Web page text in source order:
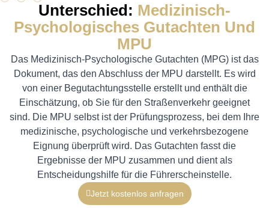
Unterschied: Medizinisch-
Psychologisches Gutachten Und
MPU
Das Medizinisch-Psychologische Gutachten (MPG) ist das
Dokument, das den Abschluss der MPU darstellt. Es wird
von einer Begutachtungsstelle erstellt und enthält die
Einschätzung, ob Sie für den Straßenverkehr geeignet
sind. Die MPU selbst ist der Prüfungsprozess, bei dem Ihre
medizinische, psychologische und verkehrsbezogene
Eignung überprüft wird. Das Gutachten fasst die
Ergebnisse der MPU zusammen und dient als
Entscheidungshilfe für die Führerscheinstelle.
Jetzt kostenlos anfragen